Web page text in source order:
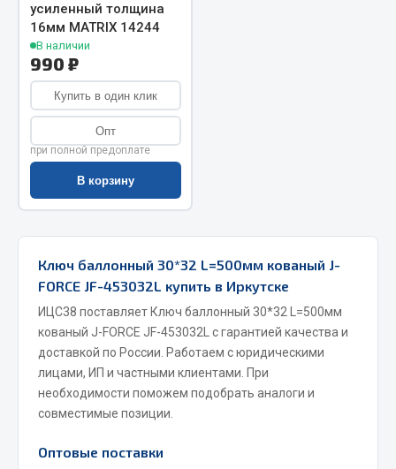
Показать ещё
Весь раздел
Запчасти МАЗ
Система питания
Подвеска
Тормозная система
Двигатель
Электрооборудование
Показать ещё
Весь раздел
Запчасти Урал
усиленный толщина
16мм MATRIX 14244
В наличии
990 ₽
Купить в один клик
Опт
при полной предоплате
В корзину
Ключ баллонный 30*32 L=500мм кованый J-
FORCE JF-453032L купить в Иркутске
ИЦС38 поставляет Ключ баллонный 30*32 L=500мм
кованый J-FORCE JF-453032L с гарантией качества и
доставкой по России. Работаем с юридическими
лицами, ИП и частными клиентами. При
необходимости поможем подобрать аналоги и
совместимые позиции.
Оптовые поставки